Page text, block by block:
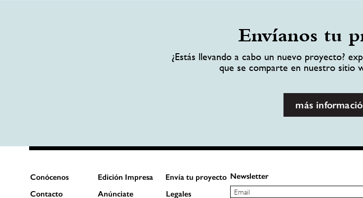
Envíanos tu
¿Estás llevando a cabo un nuevo proyecto?
que se comparte en nuestro sitio
más
Conócenos Edición Impresa
Envía tu proyecto
Contacto
Anúnciate Legales
Newsletter